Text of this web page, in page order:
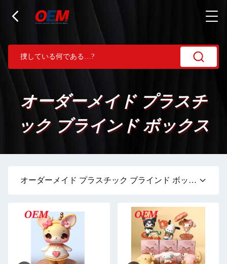
オーダーメイド プラスチ
ック ブラインド ボックス
オーダーメイド プラスチック ブラインド ボックス